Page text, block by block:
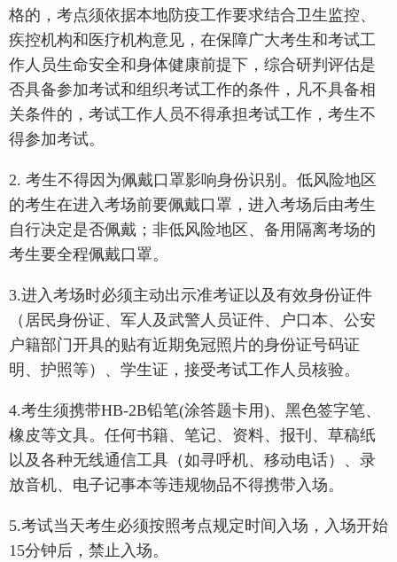
格的，考点须依据本地防疫工作要求结合卫生监控、
疾控机构和医疗机构意见，在保障广大考生和考试工
作人员生命安全和身体健康前提下，综合研判评估是
否具备参加考试和组织考试工作的条件，凡不具备相
关条件的，考试工作人员不得承担考试工作，考生不
得参加考试。
2. 考生不得因为佩戴口罩影响身份识别。低风险地区
的考生在进入考场前要佩戴口罩，进入考场后由考生
自行决定是否佩戴；非低风险地区、备用隔离考场的
考生要全程佩戴口罩。
3.进入考场时必须主动出示准考证以及有效身份证件
（居民身份证、军人及武警人员证件、户口本、公安
户籍部门开具的贴有近期免冠照片的身份证号码证
明、护照等）、学生证，接受考试工作人员核验。
4.考生须携带HB-2B铅笔(涂答题卡用)、黑色签字笔、
橡皮等文具。任何书籍、笔记、资料、报刊、草稿纸
以及各种无线通信工具（如寻呼机、移动电话）、录
放音机、电子记事本等违规物品不得携带入场。
5.考试当天考生必须按照考点规定时间入场，入场开始
15分钟后，禁止入场。